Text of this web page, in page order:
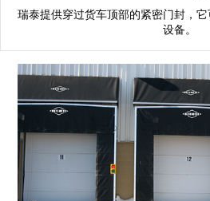
瑞泰提供穿过货车顶部的紧密门封，
设备。